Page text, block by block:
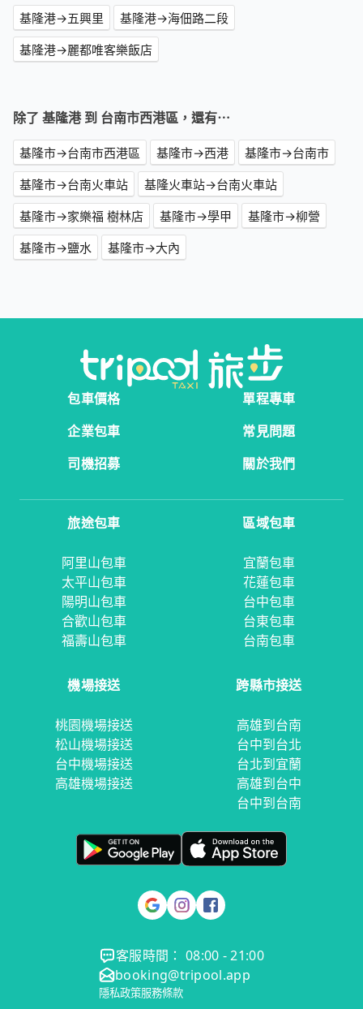
基隆港→五興里
基隆港→海佃路二段
基隆港→麗都唯客樂飯店
除了 基隆港 到 台南市西港區，還有⋯
基隆市→台南市西港區 基隆市→西港
基隆市→台南市
基隆市→台南火車站
基隆火車站→台南火車站
基隆市→家樂福 樹林店
基隆市→學甲
基隆市→柳營
基隆市→鹽水
基隆市→大內
包車價格
單程專車
企業包車
常見問題
司機招募
關於我們
旅途包車
阿里山包車
太平山包車
陽明山包車
合歡山包車
福壽山包車
區域包車
宜蘭包車
花蓮包車
台中包車
台東包車
台南包車
機場接送
桃園機場接送
松山機場接送
台中機場接送
高雄機場接送
跨縣市接送
高雄到台南
台中到台北
台北到宜蘭
高雄到台中
台中到台南
客服時間： 08:00 - 21:00
booking@tripool.app
隱私政策服務條款